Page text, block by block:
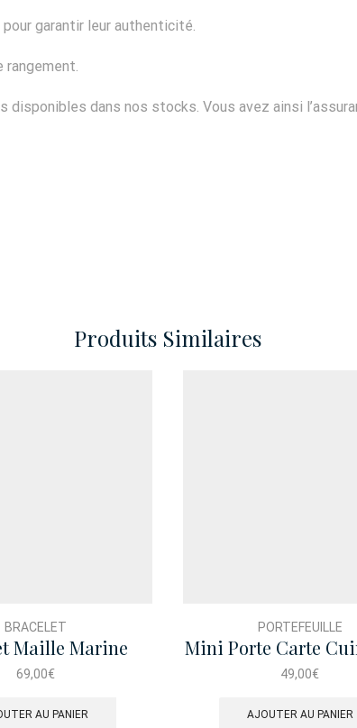
garantir leur authenticité.
dans nos stocks. Vous avez ainsi
Produits Similaires
BRACELET
Maille Marine
Ancre
69,00€
AU PANIER
PORTEFEUILLE
Mini Porte Carte
Richard Siena
49,00€
AJOUTER AU PANIER